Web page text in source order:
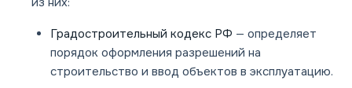
Градостроительный кодекс РФ — определяет
порядок оформления разрешений на
строительство и ввод объектов в эксплуатацию.